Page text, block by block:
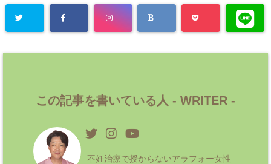
この記事を書いている人 - WRITER -
不妊治療で授からないアラフォー女性